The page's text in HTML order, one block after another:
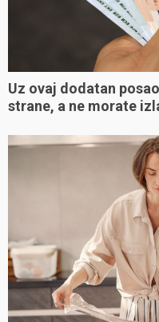
Uz ovaj dodatan
strane, a ne morate